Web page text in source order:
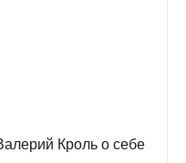
Кроль о себе